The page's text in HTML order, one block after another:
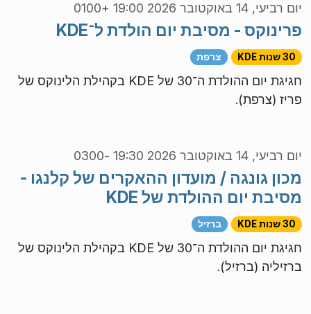
יום רביעי, 14 באוקטובר 2026 19:00 +0100
פרינוקס - מסיבת יום הולדת ל־KDE
30 שנות KDE צרפת
חגיגת יום ההולדת ה־30 של KDE בקהילת הלינוקס של
פריז (צרפת).
יום רביעי, 14 באוקטובר 2026 19:30 -0300
מכון גונגה / מועדון ההאקרים של קלנגו -
מסיבת יום ההולדת של KDE
30 שנות KDE ברזיל
חגיגת יום ההולדת ה־30 של KDE בקהילת הלינוקס של
ברזיליה (ברזיל).